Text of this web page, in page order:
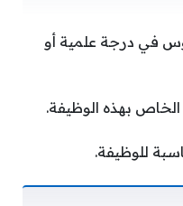
في درجة علمية أو
بهذه الوظيفة.
للوظيفة.